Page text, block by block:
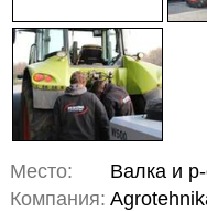
Место:
Валка и
Компания: